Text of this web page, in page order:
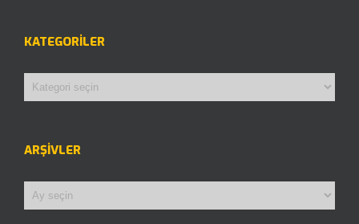
KATEGORILER
Kategoriler
ARŞIVLER
Arşivler